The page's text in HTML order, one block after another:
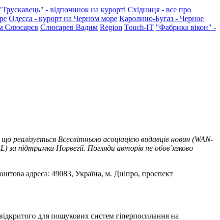
- відпочинок на курорті Східниця - все про
Одесса - курорт на Черном море Каролино-Бугаз - Черное
Слюсарєв Слюсарев Вадим Region Touch-IT "Фабрика вікон" -
Всесвітньою асоціацією видавців новин (WAN-
підтримки Норвегії. Погляди авторів не обов’язково
адреса: 49083, Україна, м. Дніпро, проспект
для пошукових систем гіперпосилання на